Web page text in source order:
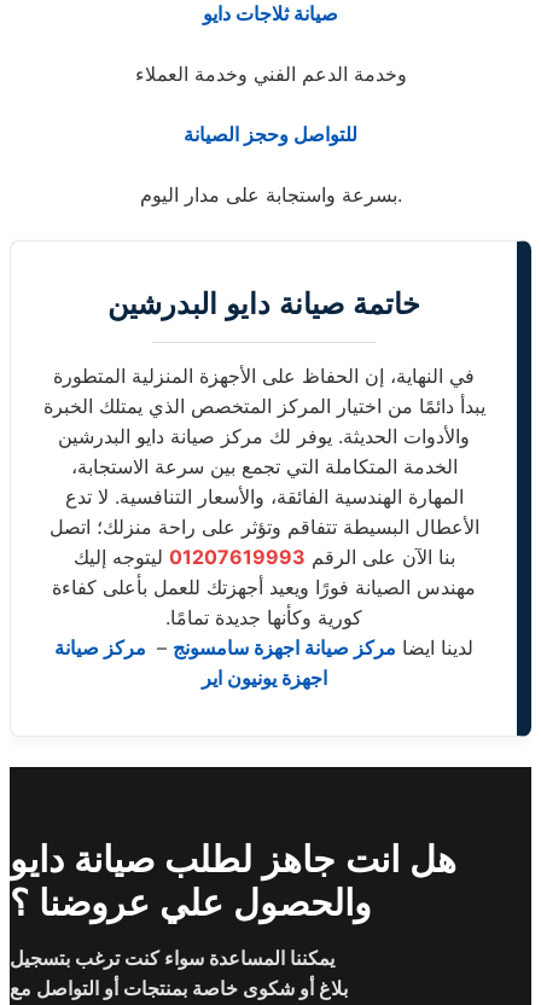
صيانة ثلاجات دايو
وخدمة الدعم الفني وخدمة العملاء
للتواصل وحجز الصيانة
بسرعة واستجابة على مدار اليوم.
خاتمة صيانة دايو البدرشين
في النهاية، إن الحفاظ على الأجهزة المنزلية المتطورة
يبدأ دائمًا من اختيار المركز المتخصص الذي يمتلك الخبرة
والأدوات الحديثة. يوفر لك مركز صيانة دايو البدرشين
الخدمة المتكاملة التي تجمع بين سرعة الاستجابة،
المهارة الهندسية الفائقة، والأسعار التنافسية. لا تدع
الأعطال البسيطة تتفاقم وتؤثر على راحة منزلك؛ اتصل
بنا الآن على الرقم 01207619993 ليتوجه إليك
مهندس الصيانة فورًا ويعيد أجهزتك للعمل بأعلى كفاءة
كورية وكأنها جديدة تمامًا.
لدينا ايضا مركز صيانة اجهزة سامسونج – مركز صيانة
اجهزة يونيون اير
هل انت جاهز لطلب صيانة دايو
والحصول علي عروضنا ؟
يمكننا المساعدة سواء كنت ترغب بتسجيل
بلاغ أو شكوى خاصة بمنتجات أو التواصل مع